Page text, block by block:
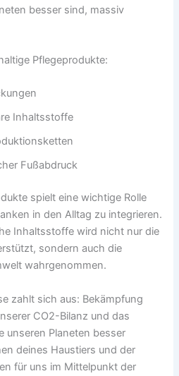
besser sind, massiv
Pflegeprodukte:
Inhaltsstoffe
Fußabdruck
spielt eine wichtige Rolle
in den Alltag zu integrieren.
Inhaltsstoffe wird nicht nur die
sondern auch die
wahrgenommen.
zahlt sich aus: Bekämpfung
CO2-Bilanz und das
unseren Planeten besser
deines Haustiers und der
für uns im Mittelpunkt der